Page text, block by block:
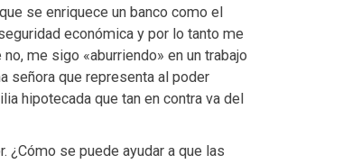
se enriquece un banco como el
económica y por lo tanto me
me sigo «aburriendo» en un trabajo
señora que representa al poder
hipotecada que tan en contra va del
¿Cómo se puede ayudar a que las